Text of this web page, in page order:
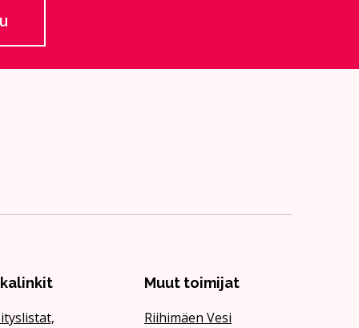
sivustolle
Muut toimijat
Riihimäen Vesi